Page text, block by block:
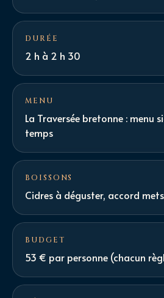
DURÉE
2 h à 2 h 30
MENU
La Traversée bretonne : menu
temps
BOISSONS
Cidres à déguster, accord
BUDGET
53 € par personne (chacun